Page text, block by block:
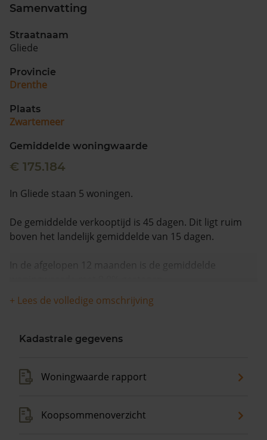
Samenvatting
Straatnaam
Gliede
Provincie
Drenthe
Plaats
Zwartemeer
Gemiddelde woningwaarde
€ 175.184
In Gliede staan 5 woningen.
De gemiddelde verkooptijd is 45 dagen. Dit ligt ruim
boven het landelijk gemiddelde van 15 dagen.
In de afgelopen 12 maanden is de gemiddelde
+ Lees de volledige omschrijving
Kadastrale gegevens
Woningwaarde rapport
Koopsommenoverzicht